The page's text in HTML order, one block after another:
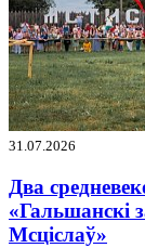
31.07.2026
Два
«Гальшанскі
Мсціслаў»